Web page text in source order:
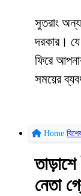
সুতরাং
দরকার।
ফিরে
সময়ের
Home
নেতা